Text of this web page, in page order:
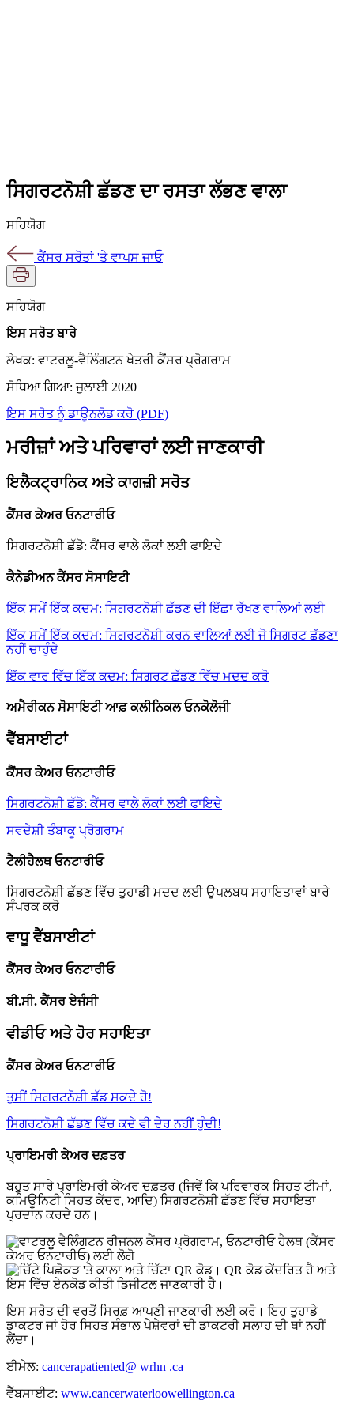
ਸਿਗਰਟਨੋਸ਼ੀ ਛੱਡਣ ਦਾ ਰਸਤਾ ਲੱਭਣ ਵਾਲਾ
ਸਹਿਯੋਗ
ਕੈਂਸਰ ਸਰੋਤਾਂ 'ਤੇ ਵਾਪਸ ਜਾਓ
ਸਹਿਯੋਗ
ਇਸ ਸਰੋਤ ਬਾਰੇ
ਲੇਖਕ: ਵਾਟਰਲੂ-ਵੈਲਿੰਗਟਨ ਖੇਤਰੀ ਕੈਂਸਰ ਪ੍ਰੋਗਰਾਮ
ਸੋਧਿਆ ਗਿਆ: ਜੁਲਾਈ 2020
ਇਸ ਸਰੋਤ ਨੂੰ ਡਾਊਨਲੋਡ ਕਰੋ (PDF)
ਮਰੀਜ਼ਾਂ ਅਤੇ ਪਰਿਵਾਰਾਂ ਲਈ ਜਾਣਕਾਰੀ
ਇਲੈਕਟ੍ਰਾਨਿਕ ਅਤੇ ਕਾਗਜ਼ੀ ਸਰੋਤ
ਕੈਂਸਰ ਕੇਅਰ ਓਨਟਾਰੀਓ
ਸਿਗਰਟਨੋਸ਼ੀ ਛੱਡੋ: ਕੈਂਸਰ ਵਾਲੇ ਲੋਕਾਂ ਲਈ ਫਾਇਦੇ
ਕੈਨੇਡੀਅਨ ਕੈਂਸਰ ਸੋਸਾਇਟੀ
ਇੱਕ ਸਮੇਂ ਇੱਕ ਕਦਮ: ਸਿਗਰਟਨੋਸ਼ੀ ਛੱਡਣ ਦੀ ਇੱਛਾ ਰੱਖਣ ਵਾਲਿਆਂ ਲਈ
ਇੱਕ ਸਮੇਂ ਇੱਕ ਕਦਮ: ਸਿਗਰਟਨੋਸ਼ੀ ਕਰਨ ਵਾਲਿਆਂ ਲਈ ਜੋ ਸਿਗਰਟ ਛੱਡਣਾ
ਨਹੀਂ ਚਾਹੁੰਦੇ
ਇੱਕ ਵਾਰ ਵਿੱਚ ਇੱਕ ਕਦਮ: ਸਿਗਰਟ ਛੱਡਣ ਵਿੱਚ ਮਦਦ ਕਰੋ
ਅਮੈਰੀਕਨ ਸੋਸਾਇਟੀ ਆਫ਼ ਕਲੀਨਿਕਲ ਓਨਕੋਲੋਜੀ
ਵੈੱਬਸਾਈਟਾਂ
ਕੈਂਸਰ ਕੇਅਰ ਓਨਟਾਰੀਓ
ਸਿਗਰਟਨੋਸ਼ੀ ਛੱਡੋ: ਕੈਂਸਰ ਵਾਲੇ ਲੋਕਾਂ ਲਈ ਫਾਇਦੇ
ਸਵਦੇਸ਼ੀ ਤੰਬਾਕੂ ਪ੍ਰੋਗਰਾਮ
ਟੈਲੀਹੈਲਥ ਓਨਟਾਰੀਓ
ਸਿਗਰਟਨੋਸ਼ੀ ਛੱਡਣ ਵਿੱਚ ਤੁਹਾਡੀ ਮਦਦ ਲਈ ਉਪਲਬਧ ਸਹਾਇਤਾਵਾਂ ਬਾਰੇ
ਸੰਪਰਕ ਕਰੋ
ਵਾਧੂ ਵੈੱਬਸਾਈਟਾਂ
ਕੈਂਸਰ ਕੇਅਰ ਓਨਟਾਰੀਓ
ਬੀ.ਸੀ. ਕੈਂਸਰ ਏਜੰਸੀ
ਵੀਡੀਓ ਅਤੇ ਹੋਰ ਸਹਾਇਤਾ
ਕੈਂਸਰ ਕੇਅਰ ਓਨਟਾਰੀਓ
ਤੁਸੀਂ ਸਿਗਰਟਨੋਸ਼ੀ ਛੱਡ ਸਕਦੇ ਹੋ!
ਸਿਗਰਟਨੋਸ਼ੀ ਛੱਡਣ ਵਿੱਚ ਕਦੇ ਵੀ ਦੇਰ ਨਹੀਂ ਹੁੰਦੀ!
ਪ੍ਰਾਇਮਰੀ ਕੇਅਰ ਦਫ਼ਤਰ
ਬਹੁਤ ਸਾਰੇ ਪ੍ਰਾਇਮਰੀ ਕੇਅਰ ਦਫ਼ਤਰ (ਜਿਵੇਂ ਕਿ ਪਰਿਵਾਰਕ ਸਿਹਤ ਟੀਮਾਂ,
ਕਮਿਊਨਿਟੀ ਸਿਹਤ ਕੇਂਦਰ, ਆਦਿ) ਸਿਗਰਟਨੋਸ਼ੀ ਛੱਡਣ ਵਿੱਚ ਸਹਾਇਤਾ
ਪ੍ਰਦਾਨ ਕਰਦੇ ਹਨ।
ਇਸ ਸਰੋਤ ਦੀ ਵਰਤੋਂ ਸਿਰਫ਼ ਆਪਣੀ ਜਾਣਕਾਰੀ ਲਈ ਕਰੋ। ਇਹ ਤੁਹਾਡੇ
ਡਾਕਟਰ ਜਾਂ ਹੋਰ ਸਿਹਤ ਸੰਭਾਲ ਪੇਸ਼ੇਵਰਾਂ ਦੀ ਡਾਕਟਰੀ ਸਲਾਹ ਦੀ ਥਾਂ ਨਹੀਂ
ਲੈਂਦਾ।
ਈਮੇਲ: cancerapatiented@ wrhn .ca
ਵੈੱਬਸਾਈਟ: www.cancerwaterloowellington.ca